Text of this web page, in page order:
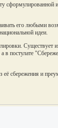
сформулированной
его любыми
идеи.
Существует
постулате
её сбережения и